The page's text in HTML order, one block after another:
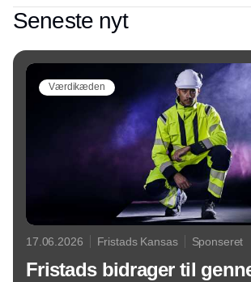
Seneste nyt
Værdikæden
17.06.2026 Fristads Kansas Sponseret
Fristads bidrager til